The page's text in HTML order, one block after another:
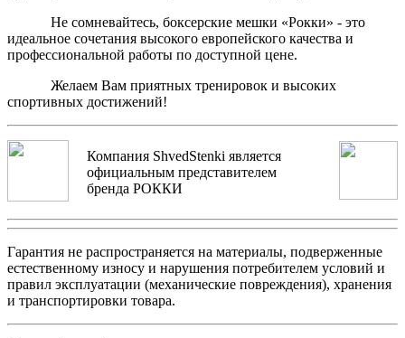
Не сомневайтесь, боксерские мешки «Рокки» - это
идеальное сочетания высокого европейского качества и
профессиональной работы по доступной цене.
Желаем Вам приятных тренировок и высоких
спортивных достижений!
Компания ShvedStenki является
официальным представителем
бренда РОККИ
Гарантия не распространяется на материалы, подверженные
естественному износу и нарушения потребителем условий и
правил эксплуатации (механические повреждения), хранения
и транспортировки товара.